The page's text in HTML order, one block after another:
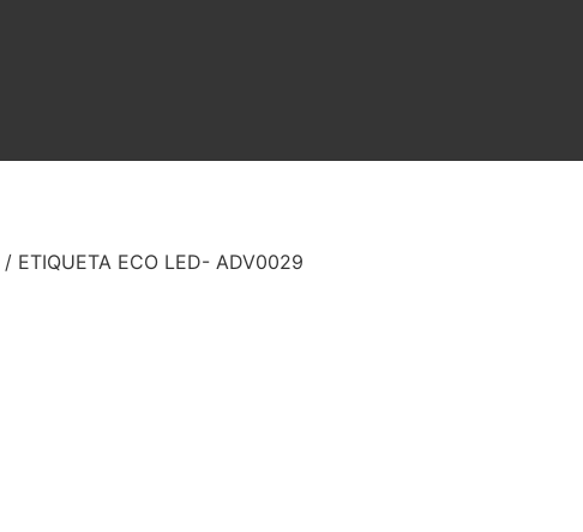
/ ETIQUETA ECO LED- ADV0029